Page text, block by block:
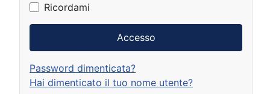
Ricordami
Accesso
Password dimenticata?
Hai dimenticato il tuo nome utente?